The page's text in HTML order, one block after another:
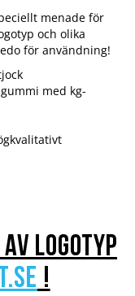
menade för
och olika
för användning!
med kg-
logotyp
!